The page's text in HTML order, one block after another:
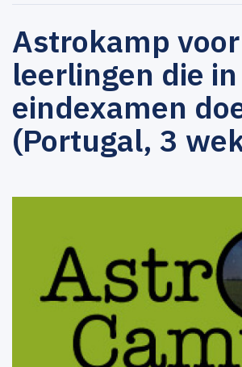
Astrokamp voor
leerlingen die
eindexamen
(Portugal, 3